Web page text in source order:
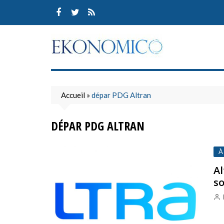
content
Accueil » dépar PDG Altran
DÉPAR PDG ALTRAN
À